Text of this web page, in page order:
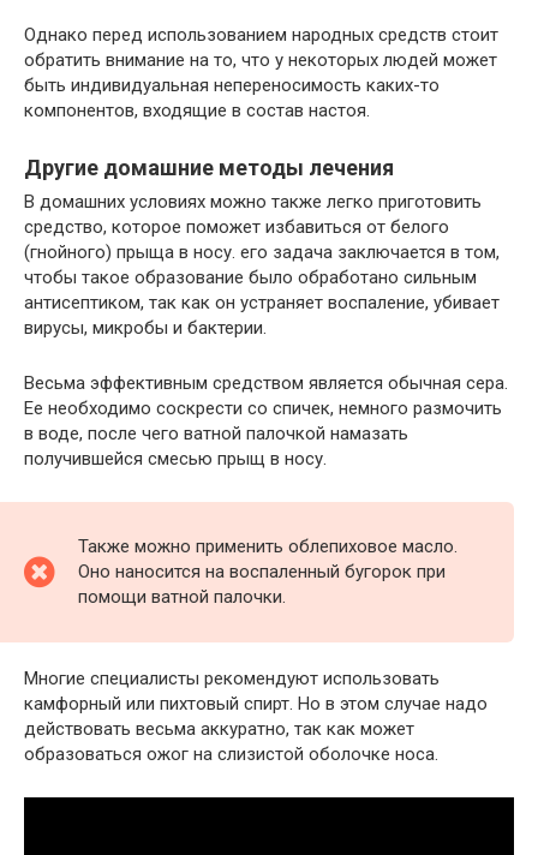
Однако перед использованием народных средств стоит
обратить внимание на то, что у некоторых людей может
быть индивидуальная непереносимость каких-то
компонентов, входящие в состав настоя.
Другие домашние методы лечения
В домашних условиях можно также легко приготовить
средство, которое поможет избавиться от белого
(гнойного) прыща в носу. его задача заключается в том,
чтобы такое образование было обработано сильным
антисептиком, так как он устраняет воспаление, убивает
вирусы, микробы и бактерии.
Весьма эффективным средством является обычная сера.
Ее необходимо соскрести со спичек, немного размочить
в воде, после чего ватной палочкой намазать
получившейся смесью прыщ в носу.
Также можно применить облепиховое масло.
Оно наносится на воспаленный бугорок при
помощи ватной палочки.
Многие специалисты рекомендуют использовать
камфорный или пихтовый спирт. Но в этом случае надо
действовать весьма аккуратно, так как может
образоваться ожог на слизистой оболочке носа.